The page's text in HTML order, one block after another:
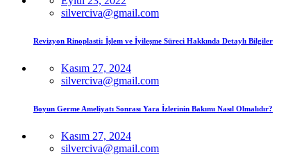
silverciva@gmail.com
Revizyon Rinoplasti: İşlem ve İyileşme Süreci Hakkında Detaylı Bilgiler
Kasım 27, 2024
silverciva@gmail.com
Boyun Germe Ameliyatı Sonrası Yara İzlerinin Bakımı Nasıl Olmalıdır?
Kasım 27, 2024
silverciva@gmail.com